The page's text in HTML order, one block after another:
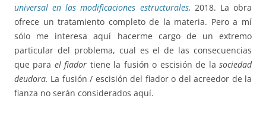
universal en las modificaciones estructurales, 2018. La obra
ofrece un tratamiento completo de la materia. Pero a mí
sólo me interesa aquí hacerme cargo de un extremo
particular del problema, cual es el de las consecuencias
que para el fiador tiene la fusión o escisión de lasociedad
deudora. La fusión / escisión del fiador o del acreedor de la
fianza no serán considerados aquí.